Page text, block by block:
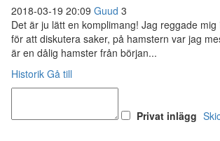
2018-03-19 20:09 Guud 3
Det är ju lätt en komplimang! Jag reggade
för att diskutera saker, på hamstern var jag
är en dålig hamster från början...
Historik Gå till
Privat inlägg